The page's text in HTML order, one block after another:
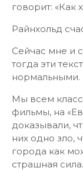
говорит: «Как
Райнхольд
Сейчас мне и
тогда эти
нормальными.
Мы всем
фильмы, на
доказывали,
них одно зло,
города как
страшная